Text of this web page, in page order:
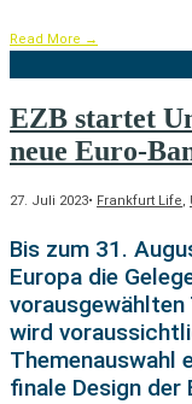
Read More →
EZB startet
neue Euro-
27. Juli 2023• Frankfurt Life,
Bis zum 31.
Europa die
vorausgewählten
wird
Themenauswahl
finale Design